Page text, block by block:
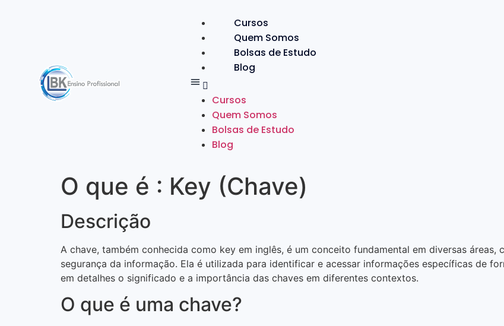
Cursos
Quem Somos
Bolsas de Estudo
Blog
Cursos
Quem Somos
Bolsas de Estudo
Blog
O que é : Key (Chave)
Descrição
A chave, também conhecida como key em inglês, é um conceito fundamental em diversas
segurança da informação. Ela é utilizada para identificar e acessar informações específicas de
em detalhes o significado e a importância das chaves em diferentes contextos.
O que é uma chave?